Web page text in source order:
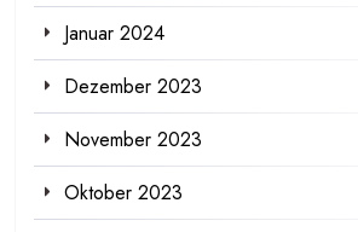
Januar 2024
Dezember 2023
November 2023
Oktober 2023